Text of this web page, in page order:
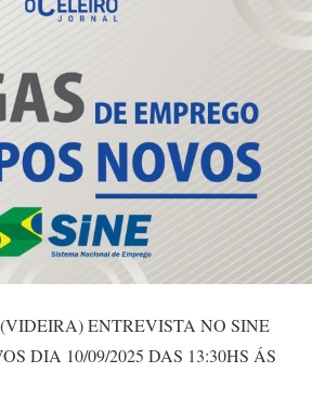
ENTREVISTA NO SINE
DIA 10/09/2025 DAS 13:30HS ÁS